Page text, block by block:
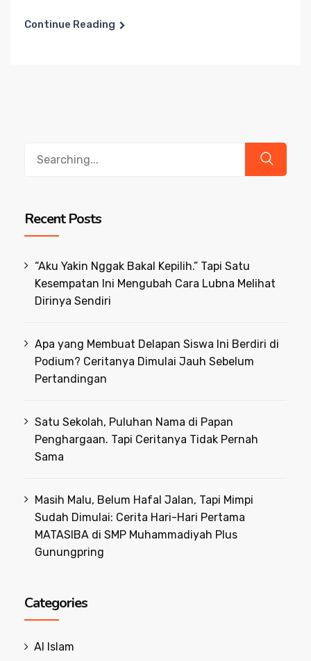
Continue Reading
Recent Posts
“Aku Yakin Nggak Bakal Kepilih.” Tapi Satu
Kesempatan Ini Mengubah Cara Lubna Melihat
Dirinya Sendiri
Apa yang Membuat Delapan Siswa Ini Berdiri di
Podium? Ceritanya Dimulai Jauh Sebelum
Pertandingan
Satu Sekolah, Puluhan Nama di Papan
Penghargaan. Tapi Ceritanya Tidak Pernah
Sama
Masih Malu, Belum Hafal Jalan, Tapi Mimpi
Sudah Dimulai: Cerita Hari-Hari Pertama
MATASIBA di SMP Muhammadiyah Plus
Gunungpring
Categories
Al Islam